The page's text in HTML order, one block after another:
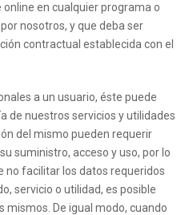
en cualquier programa o
nosotros, y que deba ser
contractual establecida con el
a un usuario, éste puede
de nuestros servicios y utilidades
del mismo pueden requerir
suministro, acceso y uso, por lo
no facilitar los datos requeridos
servicio o utilidad, es posible
mismos. De igual modo, cuando